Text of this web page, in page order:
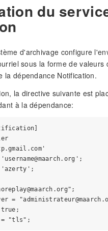
du
d'archivage configure
sous la forme de valeurs
la dépendance Notification.
la directive suivante est
à la dépendance:
'azerty';
=
true;